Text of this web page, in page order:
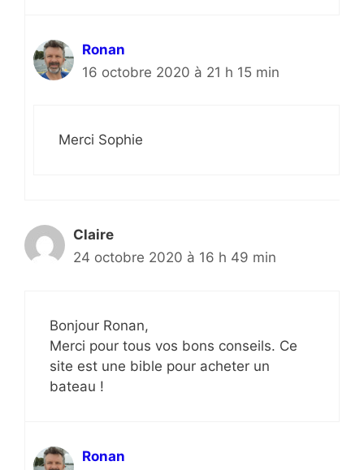
Ronan
16 octobre 2020 à 21 h 15 min
Merci Sophie
Claire
24 octobre 2020 à 16 h 49 min
Bonjour Ronan,
Merci pour tous vos bons conseils. Ce
site est une bible pour acheter un
bateau !
Ronan